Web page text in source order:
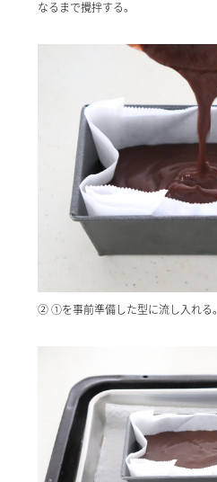
なるまで攪拌する。
② ①を事前準備した型に流し入れる。